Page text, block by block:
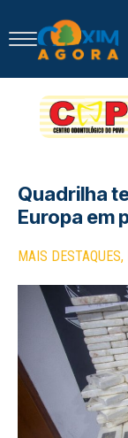
Quadrilha
Europa em
MAIS DESTAQUES